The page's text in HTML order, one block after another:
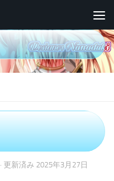
· 更新済み 2025年3月27日